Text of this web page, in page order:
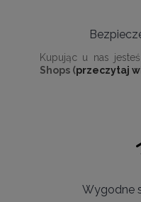
Kupując u nas
Shops (przeczytaj
Wygodne